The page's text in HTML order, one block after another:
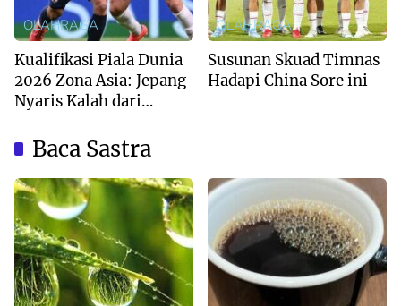
OLAHRAGA
Kualifikasi Piala Dunia
2026 Zona Asia: Jepang
Nyaris Kalah dari
OLAHRAGA
Susunan Skuad Timnas
Hadapi China Sore ini
Baca Sastra